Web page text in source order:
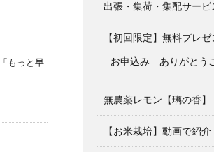
もっと早
出張・集荷・集配サービ
【初回限定】無料プレゼ
お申込み ありがとう
無農薬レモン【璃の香】
【お米栽培】動画で紹介